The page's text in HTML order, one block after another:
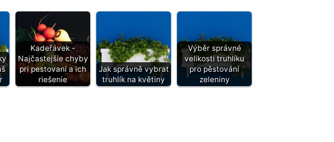
Kadeřávek -
Najčastejšie chyby
pri pestovaní a ich
riešenie
Jak správně vybrat
truhlík na květiny
Výběr správné
velikosti truhlíku
pro pěstování
zeleniny